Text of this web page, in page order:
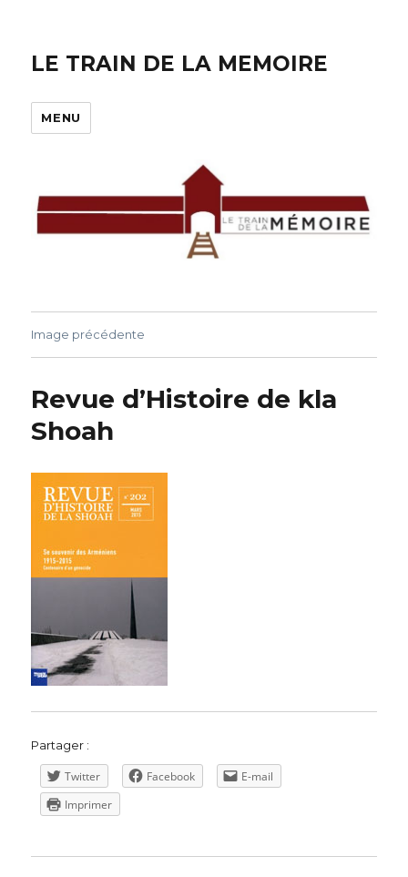
LE TRAIN DE LA MEMOIRE
MENU
Image précédente
Revue d’Histoire de kla
Shoah
Partager :
Twitter Facebook
E-mail
Imprimer